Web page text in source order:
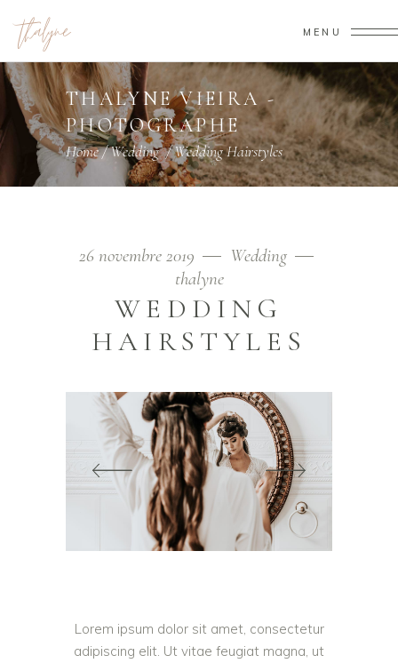
MENU
THALYNE VIEIRA -
PHOTOGRAPHE
Home/Wedding/Wedding Hairstyles
26 novembre 2019
Wedding
thalyne
WEDDING
HAIRSTYLES
Lorem ipsum dolor sit amet, consectetur
adipiscing elit. Ut vitae feugiat magna, ut